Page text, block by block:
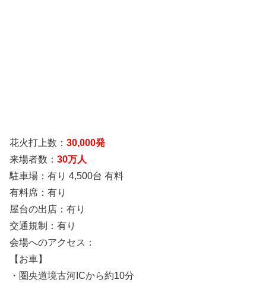
花火打上数： 30,000発
来場者数： 30万人
駐車場：有り 4,500台 有料
有料席：有り
屋台の出店：有り
交通規制：有り
会場へのアクセス：
【お車】
・圏央道境古河ICから約10分